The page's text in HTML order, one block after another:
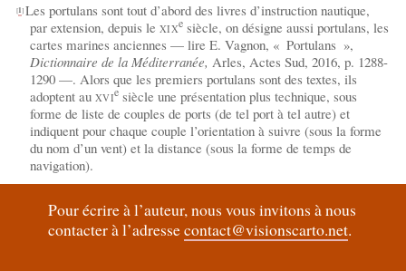
[1 ] Les portulans sont tout d’abord des livres d’instruction nautique,
par extension, depuis le XIXe siècle, on désigne aussi portulans, les
cartes marines anciennes — lire E. Vagnon, « Portulans »,
Dictionnaire de la Méditerranée, Arles, Actes Sud, 2016, p. 1288-
1290 —. Alors que les premiers portulans sont des textes, ils
adoptent au XVIe siècle une présentation plus technique, sous
forme de liste de couples de ports (de tel port à tel autre) et
indiquent pour chaque couple l’orientation à suivre (sous la forme
du nom d’un vent) et la distance (sous la forme de temps de
navigation).
Pour écrire à l’auteur, nous vous invitons à nous
contacter à l’adressecontact@visionscarto.net.